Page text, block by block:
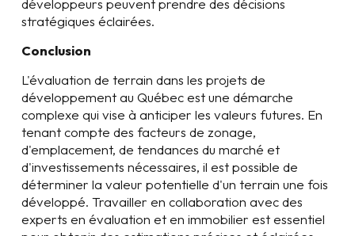
développeurs peuvent prendre des décisions
stratégiques éclairées.
Conclusion
L'évaluation de terrain dans les projets de
développement au Québec est une démarche
complexe qui vise à anticiper les valeurs futures. En
tenant compte des facteurs de zonage,
d'emplacement, de tendances du marché et
d'investissements nécessaires, il est possible de
déterminer la valeur potentielle d'un terrain une fois
développé. Travailler en collaboration avec des
experts en évaluation et en immobilier est essentiel